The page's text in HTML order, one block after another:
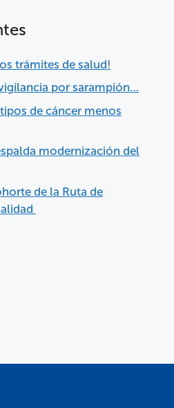
trámites de salud!
por sarampión…
de cáncer menos
modernización del
de la Ruta de